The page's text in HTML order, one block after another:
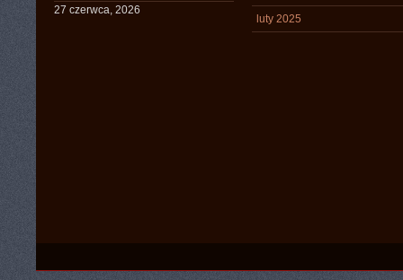
27 czerwca, 2026
luty 2025